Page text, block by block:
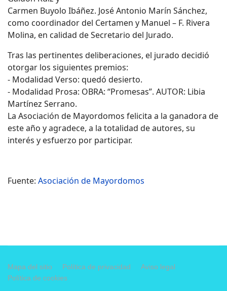
Carmen Buyolo Ibáñez. José Antonio Marín Sánchez,
como coordinador del Certamen y Manuel – F. Rivera
Molina, en calidad de Secretario del Jurado.
Tras las pertinentes deliberaciones, el jurado decidió
otorgar los siguientes premios:
- Modalidad Verso: quedó desierto.
- Modalidad Prosa: OBRA: “Promesas”. AUTOR: Libia
Martínez Serrano.
La Asociación de Mayordomos felicita a la ganadora de
este año y agradece, a la totalidad de autores, su
interés y esfuerzo por participar.
Fuente: Asociación de Mayordomos
Mapa del sitio Política de privacidad
Aviso legal
Política de cookies